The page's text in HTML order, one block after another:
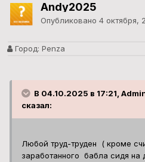
Andy2025
Опубликовано 4 октября,
Город: Penza
В 04.10.2025 в 17:21,
сказал:
Любой труд-труден ( кроме
заработанного бабла сидя на